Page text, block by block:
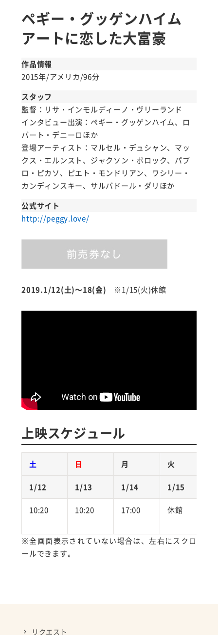
ペギー・グッゲンハイム
アートに恋した大富豪
作品情報
2015年/アメリカ/96分
スタッフ
監督：リサ・インモルディーノ・ヴリーランド
インタビュー出演：ペギー・グッゲンハイム、ロ
バート・デニーロほか
登場アーティスト：マルセル・デュシャン、マッ
クス・エルンスト、ジャクソン・ポロック、パブ
ロ・ピカソ、ピエト・モンドリアン、ワシリー・
カンディンスキー、サルバドール・ダリほか
公式サイト
http://peggy.love/
2019.1/12(土)～18(金) ※1/15(火)休館
上映スケジュール
土 日 月 火
1/12 1/13 1/14 1/15
10:20 10:20 17:00 休館
※全画面表示されていない場合は、左右にスクロ
ールできます。
リクエスト